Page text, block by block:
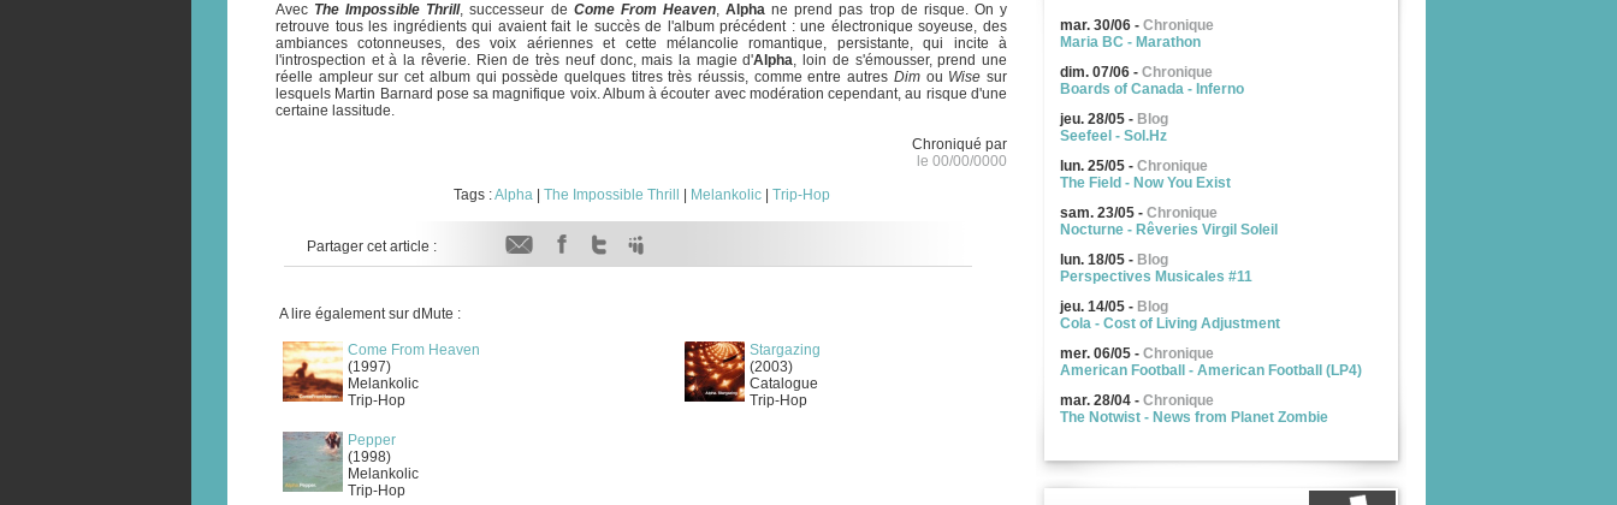
Avec The Impossible Thrill, successeur de Come From Heaven,Alpha ne prend pas trop de risque. On y
retrouve tous les ingrédients qui avaient fait le succès de l'album précédent : une électronique soyeuse, des
ambiances cotonneuses, des voix aériennes et cette mélancolie romantique, persistante, qui incite à
l'introspection et à la rêverie. Rien de très neuf donc, mais la magie d'Alpha, loin de s'émousser, prend une
réelle ampleur sur cet album qui possède quelques titres très réussis, comme entre autres Dimou Wise sur
lesquels Martin Barnard pose sa magnifique voix. Album à écouter avec modération cependant, au risque d'une
certaine lassitude.
Chroniqué par
le 00/00/0000
Tags :Alpha| The Impossible Thrill Melankolic| Trip-Hop
Partager cet article :
A lire également sur dMute :
Come From Heaven
(1997)
Melankolic
Trip-Hop
Stargazing
(2003)
Catalogue
Trip-Hop
Pepper
(1998)
Melankolic
Trip-Hop
mar. 30/06 - Chronique
Maria BC - Marathon
dim. 07/06 - Chronique
Boards of Canada - Inferno
jeu. 28/05 - Blog
Seefeel - Sol.Hz
lun. 25/05 - Chronique
The Field - Now You Exist
sam. 23/05 - Chronique
Nocturne - Rêveries Virgil Soleil
lun. 18/05 - Blog
Perspectives Musicales #11
jeu. 14/05 - Blog
Cola - Cost of Living Adjustment
mer. 06/05 - Chronique
American Football - American Football (LP4)
mar. 28/04 - Chronique
The Notwist - News from Planet Zombie